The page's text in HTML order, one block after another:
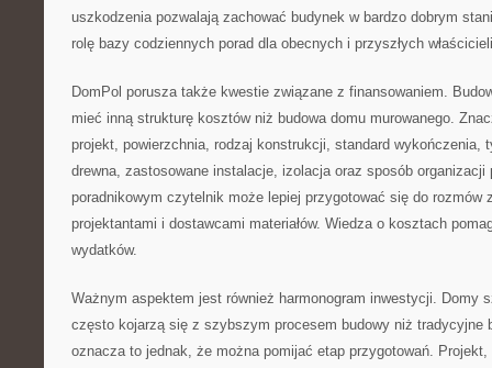
uszkodzenia pozwalają zachować budynek w bardzo dobrym
rolę bazy codziennych porad dla obecnych i przyszłych
DomPol porusza także kwestie związane z finansowaniem.
mieć inną strukturę kosztów niż budowa domu murowanego.
projekt, powierzchnia, rodzaj konstrukcji, standard wykończenia,
drewna, zastosowane instalacje, izolacja oraz sposób organizacji
poradnikowym czytelnik może lepiej przygotować się do rozmów
projektantami i dostawcami materiałów. Wiedza o kosztach
wydatków.
Ważnym aspektem jest również harmonogram inwestycji. Domy
często kojarzą się z szybszym procesem budowy niż tradycyjne
oznacza to jednak, że można pomijać etap przygotowań.